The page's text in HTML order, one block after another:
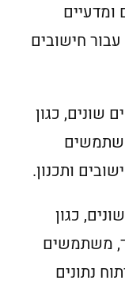
ומדעיים
חישובים
שונים, כגון
ותכנון.
כגון
משתמשים
נתונים